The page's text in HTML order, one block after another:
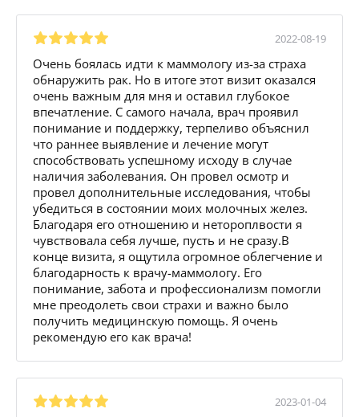
2022-08-19
Очень боялась идти к маммологу из-за страха
обнаружить рак. Но в итоге этот визит оказался
очень важным для мня и оставил глубокое
впечатление. С самого начала, врач проявил
понимание и поддержку, терпеливо объяснил
что раннее выявление и лечение могут
способствовать успешному исходу в случае
наличия заболевания. Он провел осмотр и
провел дополнительные исследования, чтобы
убедиться в состоянии моих молочных желез.
Благодаря его отношению и нетороплвости я
чувствовала себя лучше, пусть и не сразу.В
конце визита, я ощутила огромное облегчение и
благодарность к врачу-маммологу. Его
понимание, забота и профессионализм помогли
мне преодолеть свои страхи и важно было
получить медицинскую помощь. Я очень
рекомендую его как врача!
2023-01-04